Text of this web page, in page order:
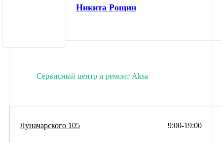
Никита Рощин
Сервисный центр и ремонт Aksa
9:00-19:00
Луначарского 105